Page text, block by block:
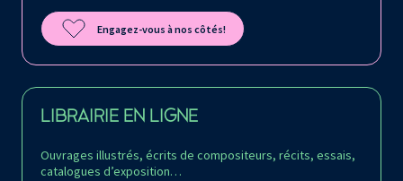
Engagez-vous à nos côtés!
LIBRAIRIE EN LIGNE
Ouvrages illustrés, écrits de compositeurs, récits, essais,
catalogues d’exposition…